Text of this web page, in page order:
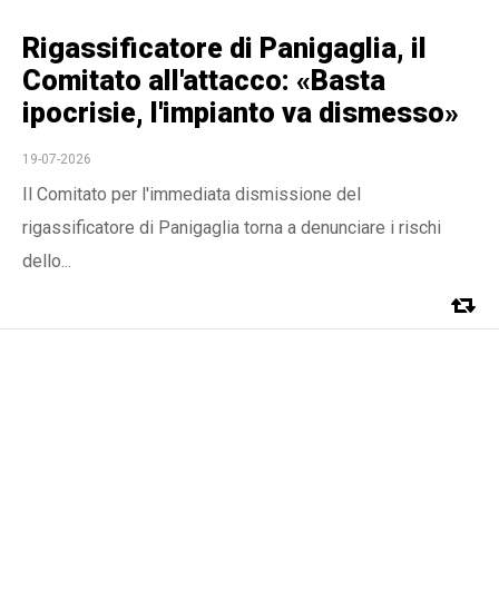
Rigassificatore di Panigaglia, il
Comitato all'attacco: «Basta
ipocrisie, l'impianto va dismesso»
19-07-2026
Il Comitato per l'immediata dismissione del
rigassificatore di Panigaglia torna a denunciare i rischi
dello...